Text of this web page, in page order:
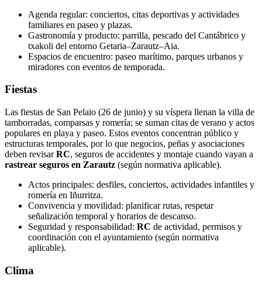
Agenda regular: conciertos, citas deportivas y actividades
familiares en paseo y plazas.
Gastronomía y producto: parrilla, pescado del Cantábrico y
txakoli del entorno Getaria–Zarautz–Aia.
Espacios de encuentro: paseo marítimo, parques urbanos y
miradores con eventos de temporada.
Fiestas
Las fiestas de San Pelaio (26 de junio) y su víspera llenan la villa de
tamborradas, comparsas y romería; se suman citas de verano y actos
populares en playa y paseo. Estos eventos concentran público y
estructuras temporales, por lo que negocios, peñas y asociaciones
deben revisarRC, seguros de accidentes y montaje cuando vayan a
rastrear seguros en Zarautz (según normativa aplicable).
Actos principales: desfiles, conciertos, actividades infantiles y
romería en Iñurritza.
Convivencia y movilidad: planificar rutas, respetar
señalización temporal y horarios de descanso.
Seguridad y responsabilidad: RC de actividad, permisos y
coordinación con el ayuntamiento (según normativa
aplicable).
Clima